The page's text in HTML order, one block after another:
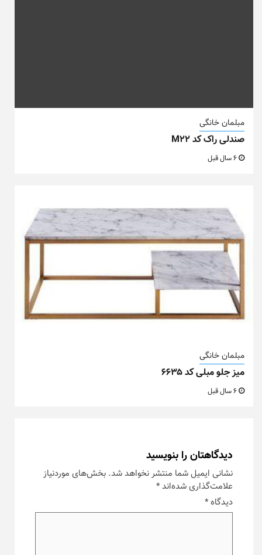
مبلمان خانگی
صندلی راک کد M22
مبلمان خانگی
میز جلو مبلی کد ۶۶۳۵
دیدگاهتان را بنویسید
نشانی ایمیل شما منتشر نخواهد شد. بخش‌های موردنیاز
علامت‌گذاری شده‌اند*
دیدگاه*